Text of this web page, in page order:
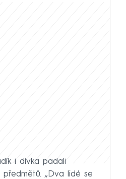
i dívka padali
„Dva lidé se